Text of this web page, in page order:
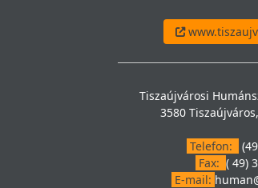
Tiszaújvárosi
3580
Telefon:
Fax:( 49)
E-mail: